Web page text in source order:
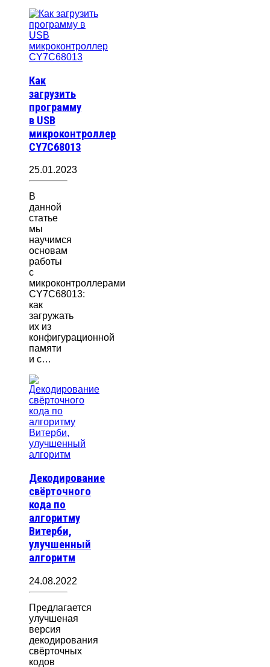
Как
загрузить
программу
в USB
микроконтроллер
CY7C68013
25.01.2023
В
данной
статье
мы
научимся
основам
работы
с
микроконтроллерами
CY7C68013:
как
загружать
их из
конфигурационной
памяти
и с…
Декодирование
свёрточного
кода по
алгоритму
Витерби,
улучшенный
алгоритм
24.08.2022
Предлагается
улучшеная
версия
декодирования
свёрточных
кодов